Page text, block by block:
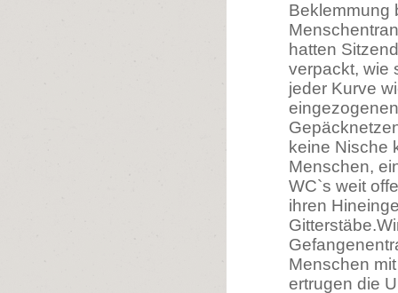
Beklemmung
hatten
verpackt, wie
jeder Kurve
keine Nische
Menschen,
WC`s weit
ihren
Menschen
ertrugen die